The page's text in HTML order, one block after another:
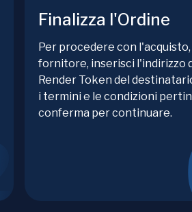
Finalizza l'Ordine
Per procedere con l'acquisto,
fornitore, inserisci l'indirizzo
Render Token del
i termini e le condizioni
conferma per continuare.